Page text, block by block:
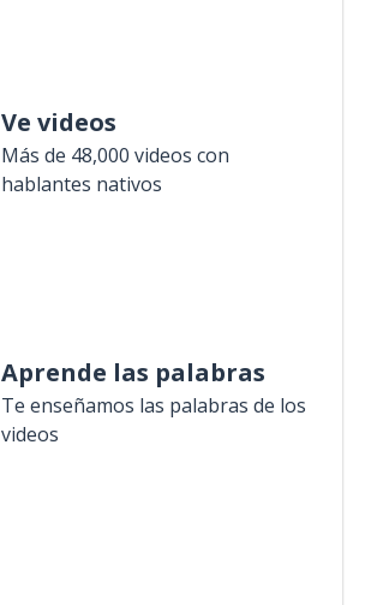
Ve videos
Más de 48,000 videos con
hablantes nativos
Aprende las palabras
Te enseñamos las palabras de los
videos